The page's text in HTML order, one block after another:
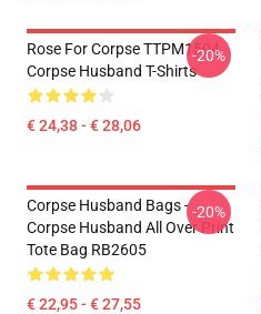
Rose For Corpse TTPM1504
Corpse Husband T-Shirts
€ 24,38 - € 28,06
-20%
Corpse Husband Bags -
Corpse Husband All Over Print
Tote Bag RB2605
€ 22,95 - € 27,55
-20%